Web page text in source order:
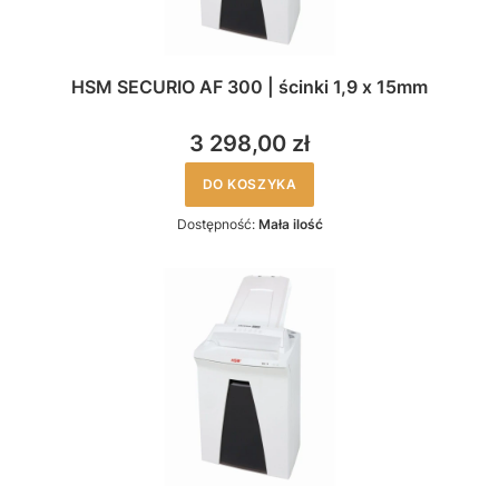
HSM SECURIO AF 300 | ścinki 1,9 x 15mm
3 298,00 zł
DO KOSZYKA
Dostępność: Mała ilość